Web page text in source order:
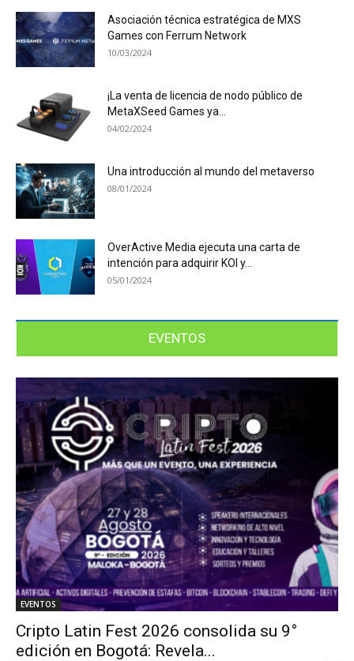
Asociación técnica estratégica de MXS
Games con Ferrum Network
10/03/2024
¡La venta de licencia de nodo público de
MetaXSeed Games ya...
04/02/2024
Una introducción al mundo del metaverso
08/01/2024
OverActive Media ejecuta una carta de
intención para adquirir KOI y...
05/01/2024
EVENTOS
EVENTOS
Cripto Latin Fest 2026 consolida su 9°
edición en Bogotá: Revela...